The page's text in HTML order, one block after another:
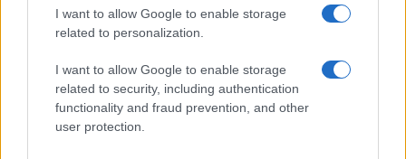
I want to allow Google to enable storage
related to personalization.
I want to allow Google to enable storage
related to security, including authentication
functionality and fraud prevention, and other
user protection.
opposizione scalcinata che non sembra proprio
quello di fare le pulci a chi occupa
transitoriamente la stanza dei bottoni, cogliendo
la citata contraddizione in termini. Pertanto, come